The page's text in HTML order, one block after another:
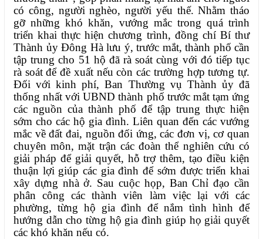
có công, người nghèo, người yếu thế. Nhằm tháo
gỡ những khó khăn, vướng mắc trong quá trình
triển khai thực hiện chương trình, đồng chí Bí thư
Thành ủy Đông Hà lưu ý, trước mắt, thành phố cần
tập trung cho 51 hộ đã rà soát cùng với đó tiếp tục
rà soát để đề xuất nếu còn các trường hợp tương tự.
Đối với kinh phí, Ban Thường vụ Thành ủy đã
thống nhất với UBND thành phố trước mắt tạm ứng
các nguồn của thành phố để tập trung thực hiện
sớm cho các hộ gia đình. Liên quan đến các vướng
mắc về đất đai, nguồn đối ứng, các đơn vị, cơ quan
chuyên môn, mặt trận các đoàn thể nghiên cứu có
giải pháp để giải quyết, hỗ trợ thêm, tạo điều kiện
thuận lợi giúp các gia đình để sớm được triển khai
xây dựng nhà ở. Sau cuộc họp, Ban Chỉ đạo cần
phân công các thành viên làm việc lại với các
phường, từng hộ gia đình để nắm tình hình để
hướng dẫn cho từng hộ gia đình giúp họ giải quyết
các khó khăn nếu có.